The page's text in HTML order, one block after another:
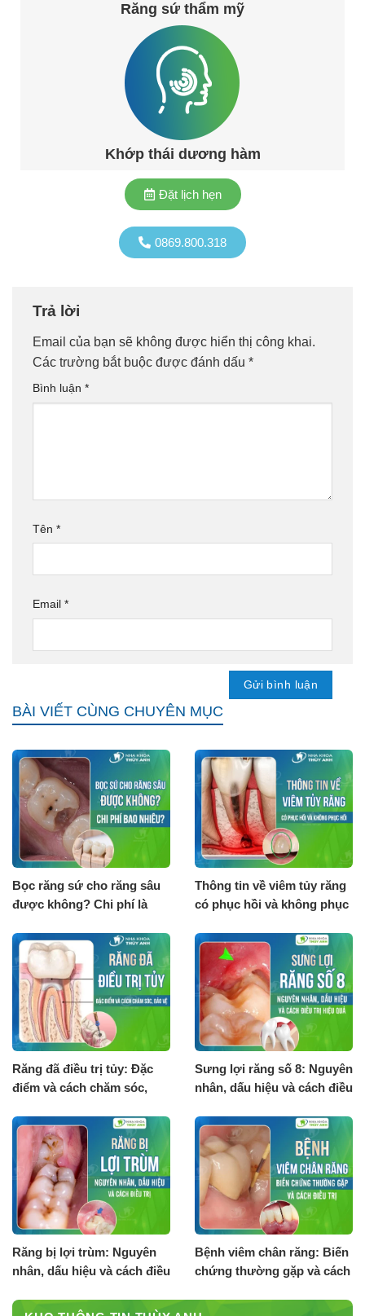
Răng sứ thẩm mỹ
Khớp thái dương hàm
0869.800.318
Đặt lịch hẹn
Trả lời
Email của bạn sẽ không được hiển thị công khai.
Các trường bắt buộc được đánh dấu *
Bình luận *
Tên *
Email *
BÀI VIẾT CÙNG CHUYÊN MỤC
Bọc răng sứ cho răng sâu
được không? Chi phí là
Thông tin về viêm tủy răng
có phục hồi và không phục
Răng đã điều trị tủy: Đặc
điểm và cách chăm sóc,
Sưng lợi răng số 8: Nguyên
nhân, dấu hiệu và cách điều
Răng bị lợi trùm: Nguyên
nhân, dấu hiệu và cách điều
Bệnh viêm chân răng: Biến
chứng thường gặp và cách